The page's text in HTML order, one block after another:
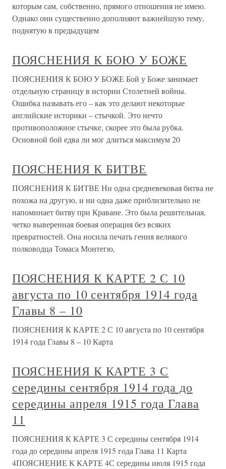
которым сам, собственно, прямого отношения не имею.
Однако они существенно дополняют важнейшую тему,
поднятую в предыдущем
ПОЯСНЕНИЯ К БОЮ У БОЖЕ
ПОЯСНЕНИЯ К БОЮ У БОЖЕ Бой у Боже занимает
отдельную страницу в истории Столетней войны.
Ошибка называть его – как это делают некоторые
английские историки – стычкой. Это нечто
противоположное стычке, скорее это была рубка.
Основной бой едва ли мог длиться максимум 20
ПОЯСНЕНИЯ К БИТВЕ
ПОЯСНЕНИЯ К БИТВЕ Ни одна средневековая битва не
похожа на другую, и ни одна даже приблизительно не
напоминает битву при Краване. Это была решительная,
четко выверенная боевая операция без всяких
превратностей. Она носила печать гения великого
полководца Томаса Монтегю,
ПОЯСНЕНИЯ К КАРТЕ 2 С 10
августа по 10 сентября 1914 года
Главы 8 – 10
ПОЯСНЕНИЯ К КАРТЕ 2 С 10 августа по 10 сентября
1914 года Главы 8 – 10 Карта
ПОЯСНЕНИЯ К КАРТЕ 3 С
середины сентября 1914 года до
середины апреля 1915 года Глава
11
ПОЯСНЕНИЯ К КАРТЕ 3 С середины сентября 1914
года до середины апреля 1915 года Глава 11 Карта
4ПОЯСНЕНИЕ К КАРТЕ 4С середины июля 1915 года